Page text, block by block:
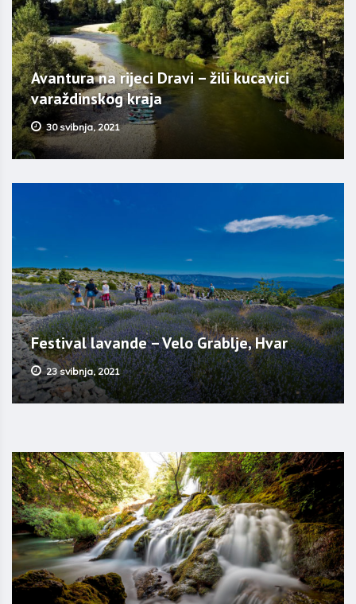
Avantura na rijeci Dravi – žili kucavici
varaždinskog kraja
30 svibnja, 2021
Festival lavande – Velo Grablje, Hvar
23 svibnja, 2021